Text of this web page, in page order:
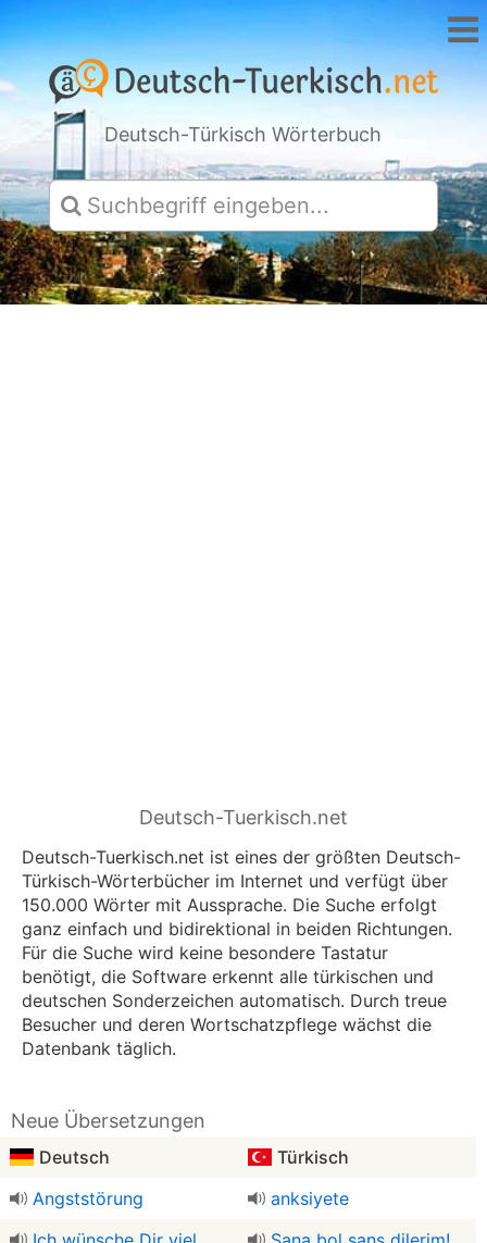
Deutsch-Türkisch Wörterbuch
Deutsch-Tuerkisch.net
Deutsch-Tuerkisch.net ist eines der größten Deutsch-
Türkisch-Wörterbücher im Internet und verfügt über
150.000 Wörter mit Aussprache. Die Suche erfolgt
ganz einfach und bidirektional in beiden Richtungen.
Für die Suche wird keine besondere Tastatur
benötigt, die Software erkennt alle türkischen und
deutschen Sonderzeichen automatisch. Durch treue
Besucher und deren Wortschatzpflege wächst die
Datenbank täglich.
Neue Übersetzungen
Deutsch
Türkisch
Angststörung
anksiyete